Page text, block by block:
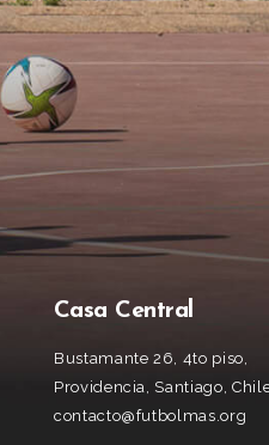
Casa Central
Bustamante 26, 4to piso,
Providencia, Santiago,
contacto@futbolmas.org